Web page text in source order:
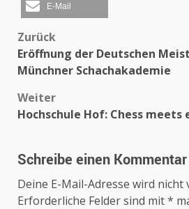
E-Mail
Beitragsnavigation
Zurück
Eröffnung der Deutschen
Münchner Schachakademie
Weiter
Hochschule Hof: Chess meets
Schreibe einen Kommentar
Deine E-Mail-Adresse wird
Erforderliche Felder sind mit*